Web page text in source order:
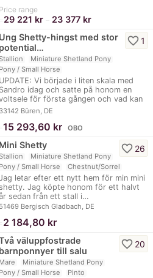
Price range
≈ 29 221 kr 23 377 kr
Ung Shetty-hingst med stor
potential…
Miniature Shetland Pony
Pony / Small Horse
UPDATE: Vi började i liten skala med
Sandro idag och satte på honom en
för första gången och vad kan
jag…
33142 Büren, DE
favorite_border1
15 293,60 kr OBO
Mini Shetty
Miniature Shetland Pony
Pony / Small Horse
Chestnut/Sorrel
letar efter ett nytt hem för min mini
shetty. Jag köpte honom för ett halvt
sedan från ett stall i…
51469 Bergisch Gladbach, DE
favorite_border 26
2 184,80 kr
väluppfostrade
barnponnyer till salu
Mare
Miniature Shetland Pony
Pony / Small Horse
Pinto
favorite_border 20